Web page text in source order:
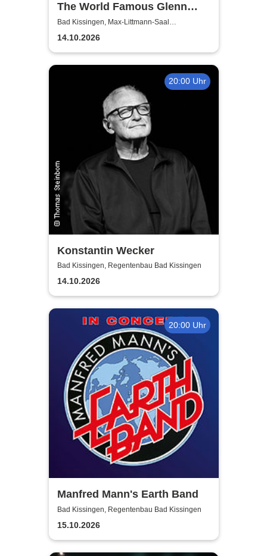
The World Famous Glenn
Miller Orchestra
Bad Kissingen, Max-Littmann-Saal
(Regentenbau)
14.10.2026
20:00 Uhr
Konstantin Wecker
Bad Kissingen, Regentenbau Bad Kissingen
14.10.2026
20:00 Uhr
Manfred Mann's Earth Band
Bad Kissingen, Regentenbau Bad Kissingen
15.10.2026